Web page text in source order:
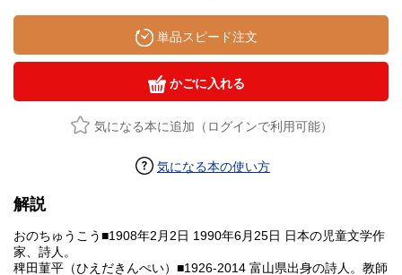
単品スピード注文
かごに入れる
気になる本に追加（ログインで利用可能）
気になる本の使い方
解説
おのちゅうこう■1908年2月2日 1990年6月25日 日本の児童文学作
家、詩人。
稗田菫平（ひえだきんぺい）■1926-2014 富山県出身の詩人。教師